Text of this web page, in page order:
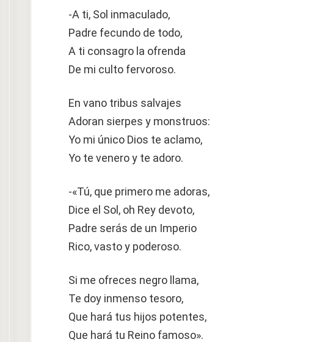
-A ti, Sol inmaculado,
Padre fecundo de todo,
A ti consagro la ofrenda
De mi culto fervoroso.
En vano tribus salvajes
Adoran sierpes y monstruos:
Yo mi único Dios te aclamo,
Yo te venero y te adoro.
-«Tú, que primero me adoras,
Dice el Sol, oh Rey devoto,
Padre serás de un Imperio
Rico, vasto y poderoso.
Si me ofreces negro llama,
Te doy inmenso tesoro,
Que hará tus hijos potentes,
Que hará tu Reino famoso».